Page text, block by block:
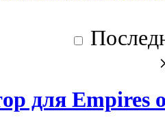
для Empires